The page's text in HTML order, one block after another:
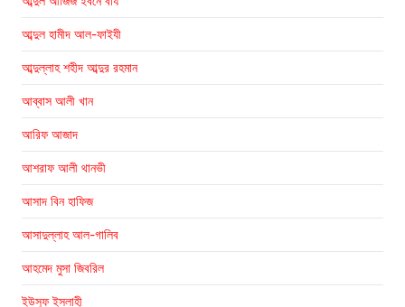
আব্দুল হামীদ আল-ফাইযী
আব্দুল্লাহ শহীদ আব্দুর রহমান
আব্বাস আলী খান
আরিফ আজাদ
আশরাফ আলী থানভী
আসাদ বিন হাফিজ
আসাদুল্লাহ আল-গালিব
আহমেদ মুসা জিবরিল
ইউসুফ ইসলাহী